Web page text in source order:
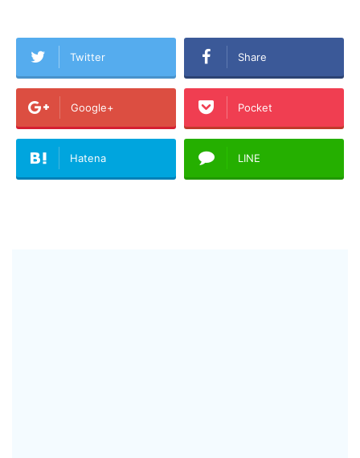
Twitter Share
Google+ Pocket
Hatena LINE